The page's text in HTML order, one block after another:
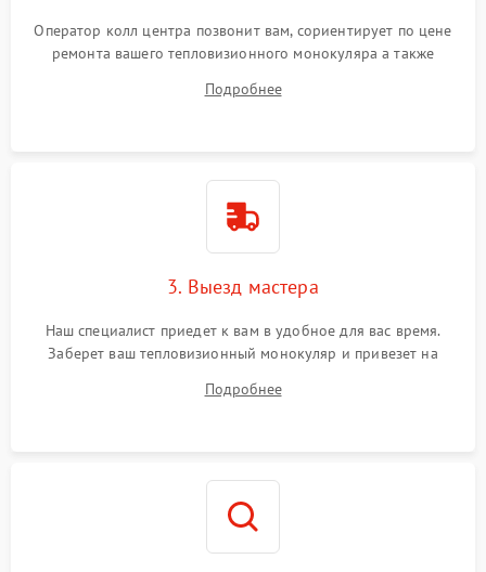
Оператор колл центра позвонит вам, сориентирует по цене
ремонта вашего тепловизионного монокуляра а также
Подробнее
3. Выезд мастера
Наш специалист приедет к вам в удобное для вас время.
Заберет ваш тепловизионный монокуляр и привезет на
Подробнее